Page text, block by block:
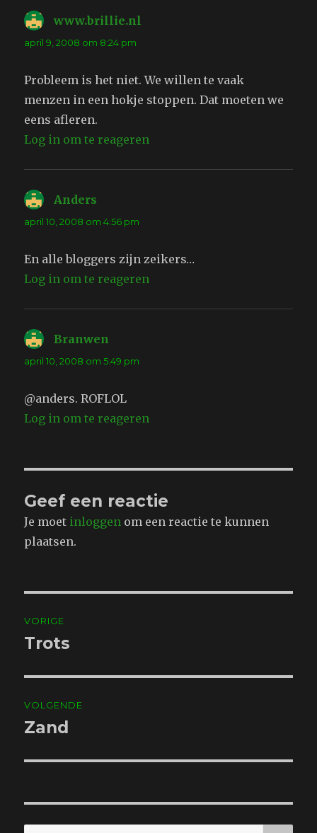
www.brillie.nl
april 9, 2008 om 8:24 pm
Probleem is het niet. We willen te vaak
menzen in een hokje stoppen. Dat moeten we
eens afleren.
Log in om te reageren
Anders
april 10, 2008 om 4:56 pm
En alle bloggers zijn zeikers…
Log in om te reageren
Branwen
april 10, 2008 om 5:49 pm
@anders. ROFLOL
Log in om te reageren
Geef een reactie
Je moet inloggen om een reactie te kunnen
plaatsen.
navigatie
VORIGE
Vorig
Trots
VOLGENDE
Volgend
Zand